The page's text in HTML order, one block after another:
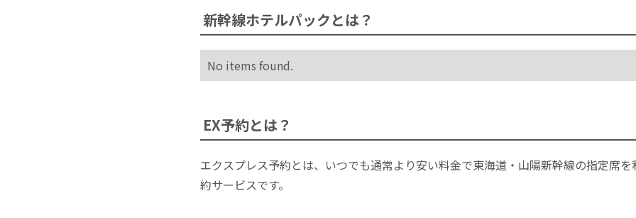
新幹線ホテルパックとは？
No items found.
EX予約とは？
エクスプレス予約とは、いつでも通常より安い料金で東海道・山陽新幹線の指定席
約サービスです。